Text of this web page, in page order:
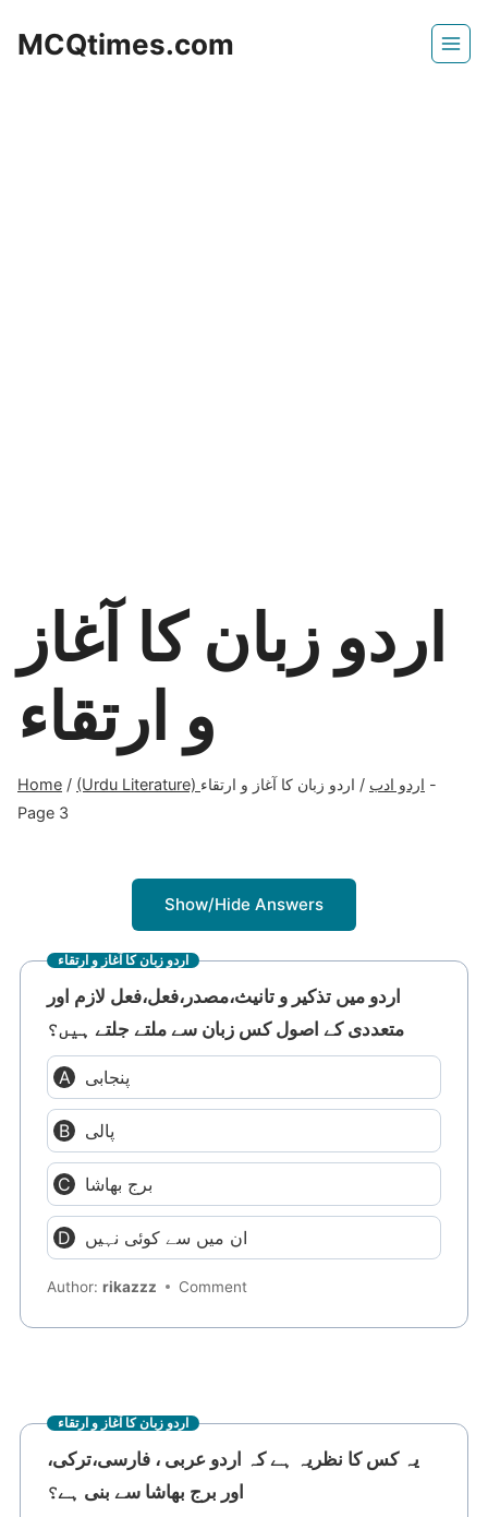
MCQtimes.com
اردو زبان کا آغاز
و ارتقاء
Home / (Urdu Literature) اردو ادب / اردو زبان کا آغاز و ارتقاء
-
Page 3
Show/Hide Answers
اردو زبان کا آغاز و ارتقاء
اردو میں تذکیر و تانیث،مصدر،فعل،فعل لازم اور
متعددی کے اصول کس زبان سے ملتے جلتے ہیں؟
پنجابی
پالی
برج بھاشا
ان میں سے کوئی نہیں
Author:rikazzz Comment
اردو زبان کا آغاز و ارتقاء
یہ کس کا نظریہ ہے کہ اردو عربی ، فارسی،ترکی،
اور برج بھاشا سے بنی ہے؟